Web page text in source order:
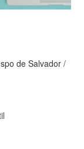
de Salvador /